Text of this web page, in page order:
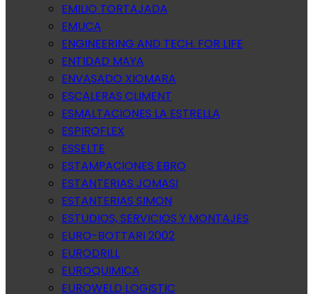
EMILIO TORTAJADA
EMUCA
ENGINEERING AND TECH. FOR LIFE
ENTIDAD MAYA
ENVASADO XIOMARA
ESCALERAS CLIMENT
ESMALTACIONES LA ESTRELLA
ESPIROFLEX
ESSELTE
ESTAMPACIONES EBRO
ESTANTERIAS JOMASI
ESTANTERIAS SIMON
ESTUDIOS, SERVICIOS Y MONTAJES
EURO-BOTTARI 2002
EURODRILL
EUROQUIMICA
EUROWELD LOGISTIC